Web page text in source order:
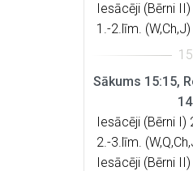
Iesācēji (Bērni
1.-2.līm. (W,Ch,J)
Sākums 15:15,
Iesācēji (Bērni I)
2.-3.līm.
Iesācēji (Bērni